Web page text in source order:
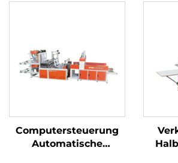
Computersteuerung
Automatische